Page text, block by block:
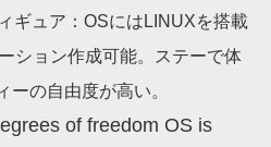
ギュア：OSにはLINUXを搭載
ション作成可能。ステーで体
ーの自由度が高い。
of freedom OS is